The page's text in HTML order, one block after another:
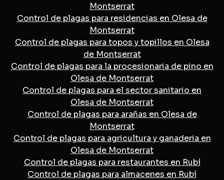
Montserrat
Control de plagas para residencias en Olesa de
Montserrat
Control de plagas para topos y topillos en Olesa
de Montserrat
Control de plagas para la procesionaria de pino en
Olesa de Montserrat
Control de plagas para el sector sanitario en
Olesa de Montserrat
Control de plagas para arañas en Olesa de
Montserrat
Control de plagas para agricultura y ganaderia en
Olesa de Montserrat
Control de plagas para restaurantes en Rubí
Control de plagas para almacenes en Rubí